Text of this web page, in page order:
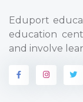
Eduport
education
and involve